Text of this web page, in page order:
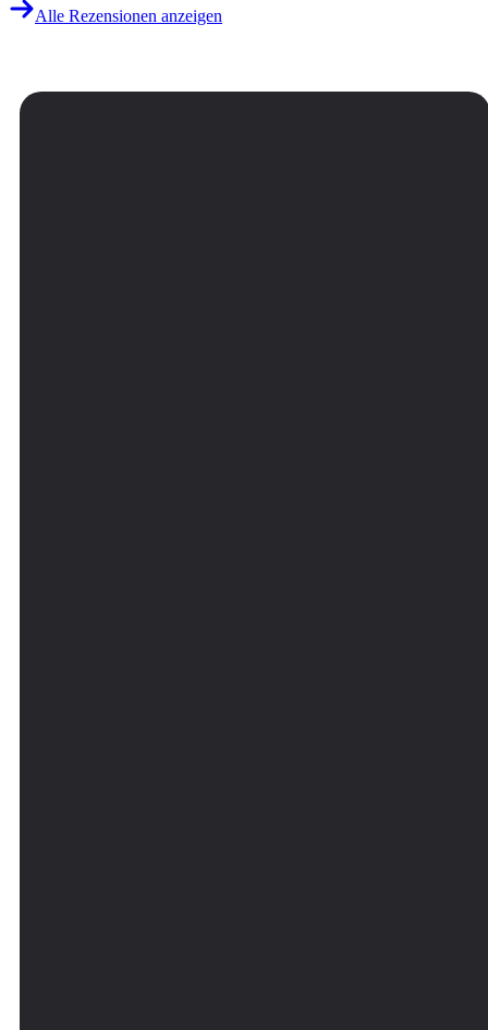
Alle Rezensionen anzeigen